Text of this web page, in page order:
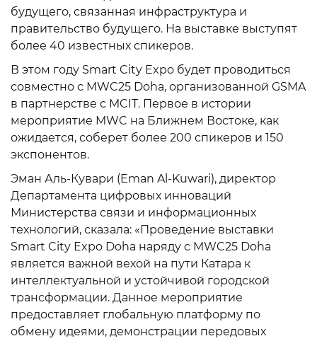
будущего, связанная инфраструктура и
правительство будущего. На выставке выступят
более 40 известных спикеров.
В этом году Smart City Expo будет проводиться
совместно с MWC25 Doha, организованной GSMA
в партнерстве с MCIT. Первое в истории
мероприятие MWC на Ближнем Востоке, как
ожидается, соберет более 200 спикеров и 150
экспонентов.
Эман Аль-Кувари (Eman Al-Kuwari), директор
Департамента цифровых инноваций
Министерства связи и информационных
технологий, сказала: «Проведение выставки
Smart City Expo Doha наряду с MWC25 Doha
является важной вехой на пути Катара к
интеллектуальной и устойчивой городской
трансформации. Данное мероприятие
предоставляет глобальную платформу по
обмену идеями, демонстрации передовых